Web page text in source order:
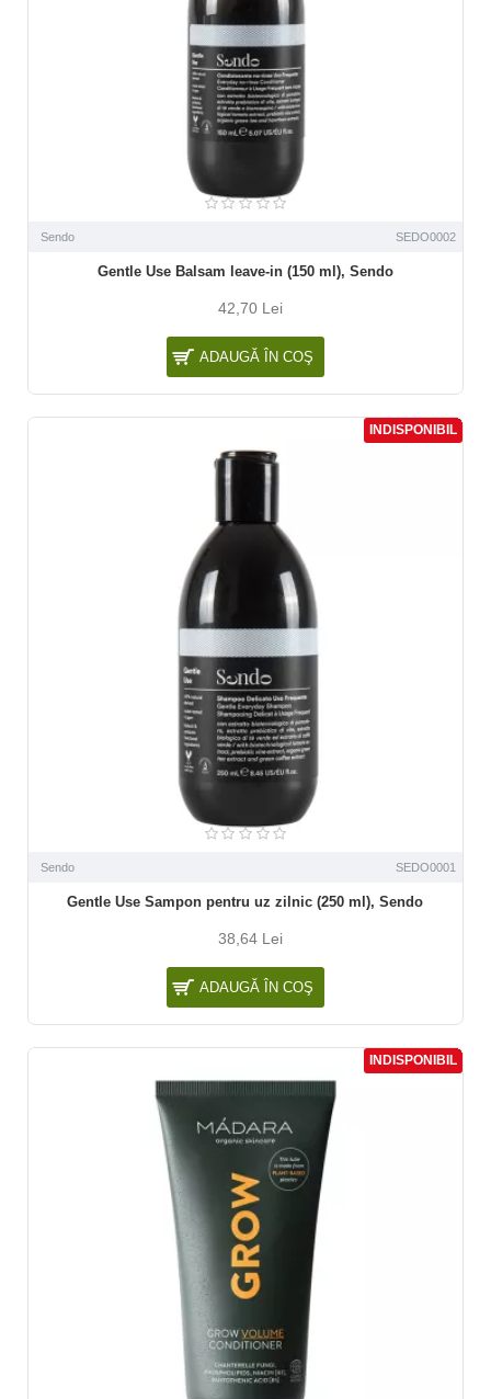
Sendo SEDO0002
Gentle Use Balsam leave-in (150 ml), Sendo
42,70 Lei
ADAUGĂ ÎN COŞ
INDISPONIBIL
Sendo SEDO0001
Gentle Use Sampon pentru uz zilnic (250 ml), Sendo
38,64 Lei
ADAUGĂ ÎN COŞ
INDISPONIBIL